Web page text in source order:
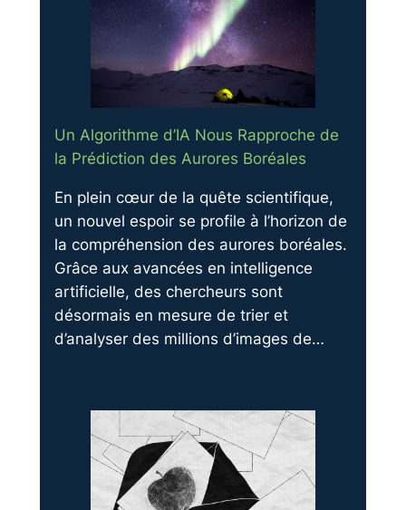
Un Algorithme d’IA Nous Rapproche de
la Prédiction des Aurores Boréales
En plein cœur de la quête scientifique,
un nouvel espoir se profile à l’horizon de
la compréhension des aurores boréales.
Grâce aux avancées en intelligence
artificielle, des chercheurs sont
désormais en mesure de trier et
d’analyser des millions d’images de…